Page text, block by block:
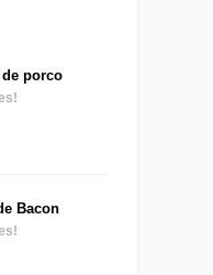
porco
Bacon